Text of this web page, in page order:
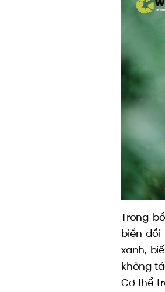
Trong
biến đổi
xanh,
không
Cơ thể